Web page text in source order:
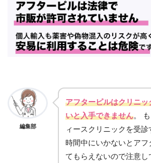
編集部
アフターピルはクリニ
いと入手できません。
ィースクリニックを受
時間中にいかないとアフ
てもらえないので注意し